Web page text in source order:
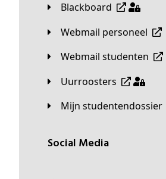
Blackboard
Webmail personeel
Webmail studenten
Uurroosters
Mijn studentendossier
Social Media